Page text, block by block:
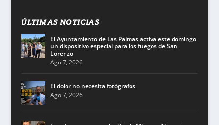
ÚLTIMAS NOTICIAS
El Ayuntamiento de Las Palmas activa este domingo
un dispositivo especial para los fuegos de San
Lorenzo
Ago 7, 2026
El dolor no necesita fotógrafos
Ago 7, 2026